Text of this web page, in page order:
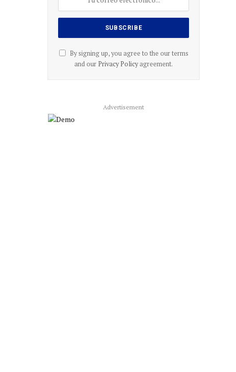
By signing up, you agree to the our terms
and our Privacy Policyagreement.
Advertisement